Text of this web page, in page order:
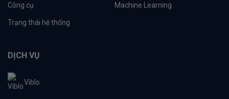
Công cụ Machine Learning
Trạng thái hệ thống
DỊCH VỤ
Viblo